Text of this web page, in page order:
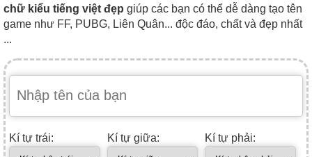
chữ kiểu tiếng việt đẹp giúp các bạn có thể dễ dàng tạo tên
game như FF, PUBG, Liên Quân... độc đáo, chất và đẹp nhất
...
Kí tự trái: Kí tự giữa: Kí tự phải: